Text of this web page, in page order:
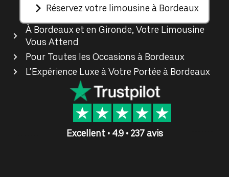
Réservez votre limousine à Bordeaux
À Bordeaux et en Gironde, Votre Limousine
Vous Attend
Pour Toutes les Occasions à Bordeaux
L’Expérience Luxe à Votre Portée à Bordeaux
Excellent • 4.9 • 237 avis